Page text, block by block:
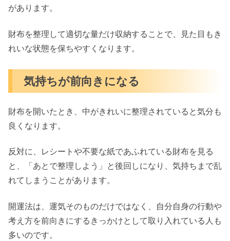
があります。
財布を整理して適切な量だけ収納することで、見た目もき
れいな状態を保ちやすくなります。
気持ちが前向きになる
財布を開いたとき、中がきれいに整理されていると気分も
良くなります。
反対に、レシートや不要な紙であふれている財布を見る
と、「あとで整理しよう」と後回しになり、気持ちまで乱
れてしまうことがあります。
開運法は、運気そのものだけではなく、自分自身の行動や
考え方を前向きにするきっかけとして取り入れている人も
多いのです。